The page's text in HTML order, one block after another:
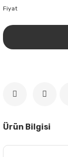
Fiyat
Ürün Bilgisi